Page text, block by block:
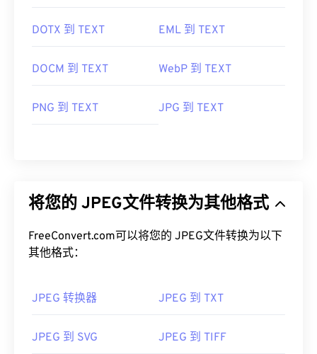
Preview）上自动打开。
首次发布：1992年9月18日
DOTX 到 TEXT EML 到 TEXT
DOCM 到 TEXT WebP 到 TEXT
PNG 到 TEXT JPG 到 TEXT
将您的 JPEG文件转换为其他格式
FreeConvert.com可以将您的 JPEG文件转换为以下
其他格式：
JPEG 转换器 JPEG 到 TXT
JPEG 到 SVG JPEG 到 TIFF